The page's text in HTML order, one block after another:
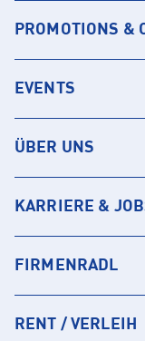
PROMOTIONS &
EVENTS
ÜBER UNS
KARRIERE &
FIRMENRADL
RENT / VERLEIH